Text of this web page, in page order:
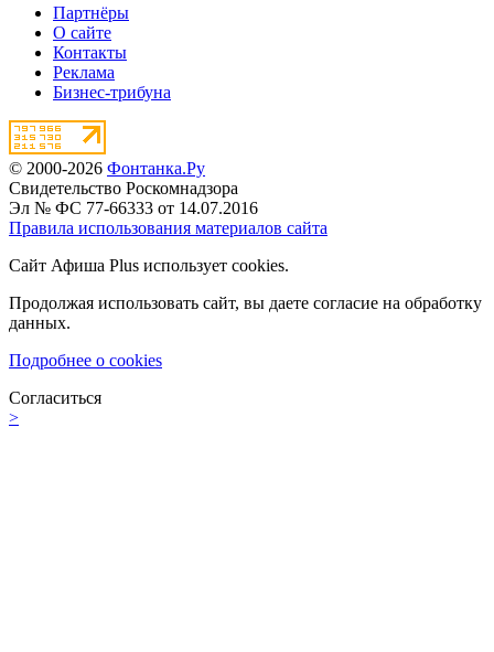
Партнёры
О сайте
Контакты
Реклама
Бизнес-трибуна
© 2000-2026 Фонтанка.Ру
Свидетельство Роскомнадзора
Эл № ФС 77-66333 от 14.07.2016
Правила использования материалов сайта
Сайт Афиша Plus использует cookies.
Продолжая использовать сайт, вы даете согласие на обработку
данных.
Подробнее о cookies
Согласиться
>